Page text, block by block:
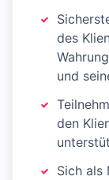
des
und
den
Sich als